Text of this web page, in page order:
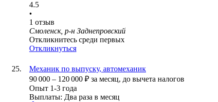
4.5
•
1 отзыв
Смоленск, р-н Заднепровский
Откликнитесь среди первых
Откликнуться
Механик по выпуску, автомеханик
90 000 – 120 000 ₽ за месяц, до вычета налогов
Опыт 1-3 года
Выплаты: Два раза в месяц